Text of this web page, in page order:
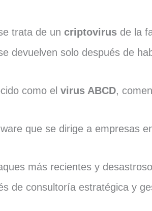
trata de un criptovirus de la
devuelven solo después de
como el virus ABCD,
que se dirige a empresas
más recientes y
de consultoría estratégica y